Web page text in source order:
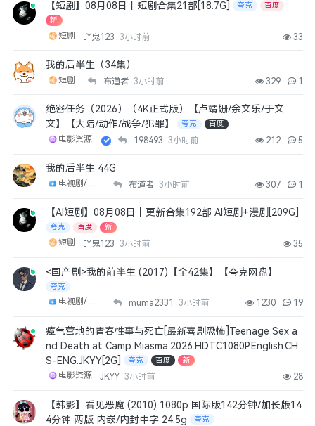
【短剧】08月08日丨短剧合集21部[18.7G] 夸克
百度
新
短剧 吖鬼123 3小时前 33
我的后半生（34集）
短剧 布道者 3小时前 329 1
绝密任务（2026）（4K正式版）【卢靖姗/余文乐/于文
文】【大陆/动作/战争/犯罪】
夸克 百度
电影资源 198493 3小时前 212 5
我的后半生 44G
电视剧/剧集 布道者 3小时前 307 1
【AI短剧】08月08日丨更新合集192部 AI短剧+漫剧[209G]
夸克 百度 新
短剧 吖鬼123 3小时前 35
<国产剧>我的前半生 (2017)【全42集】【夸克网盘】
夸克
电视剧/剧集 muma2331 3小时前 1230 19
瘴气营地的青春性事与死亡[最新喜剧恐怖]Teenage Sex a
nd Death at Camp Miasma.2026.HDTC1080P.English.CH
S-ENG.JKYY[2G]
夸克 百度 新
电影资源 JKYY 3小时前 28
【韩影】看见恶魔 (2010) 1080p 国际版142分钟/加长版14
4分钟 两版 内嵌/内封中字 24.5g
夸克
4月前
正义女神
4月前 👍0
fudonglai
沉默的舰队2
貴的
4月前
我有很多资源要分享，怎么做呢
4月前
1740557982
冬去春来
4月前
wsx123
剑来